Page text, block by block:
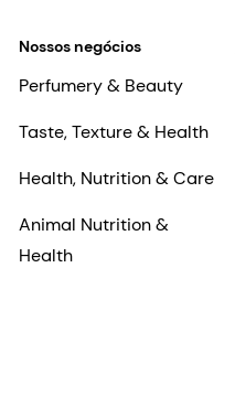
Nossos negócios
Perfumery & Beauty
Taste, Texture & Health
Health, Nutrition & Care
Animal Nutrition &
Health